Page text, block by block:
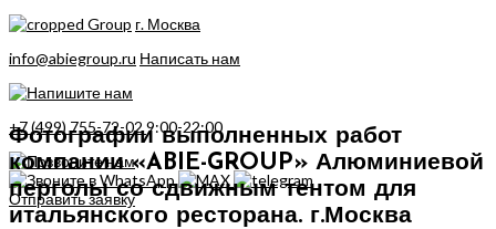
г. Москва
info@abiegroup.ru Написать нам
+7 (499) 755-72-029:00-22:00
Отправить заявку
Фотографии выполненных работ
компании «ABIE-GROUP» Алюминиевой
перголы со сдвижным тентом для
итальянского ресторана. г.Москва